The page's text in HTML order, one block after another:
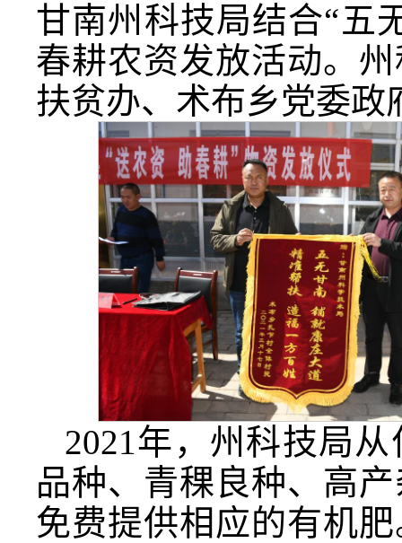
甘南州科技局结合“五
春耕农资发放活动。
扶贫办、术布乡党委政
2021年，州科技局
品种、青稞良种、高
免费提供相应的有机